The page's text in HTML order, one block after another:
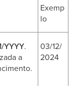
Exemp
lo
YYYY.
a
03/12/
2024